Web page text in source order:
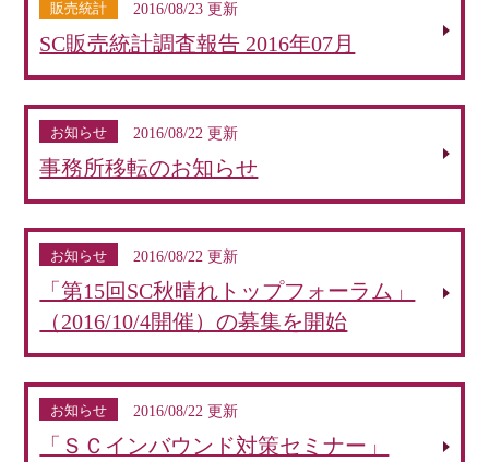
販売統計 2016/08/23 更新
SC販売統計調査報告 2016年07月
お知らせ 2016/08/22 更新
事務所移転のお知らせ
お知らせ 2016/08/22 更新
「第15回SC秋晴れトップフォーラム」
（2016/10/4開催）の募集を開始
お知らせ 2016/08/22 更新
「ＳＣインバウンド対策セミナー」